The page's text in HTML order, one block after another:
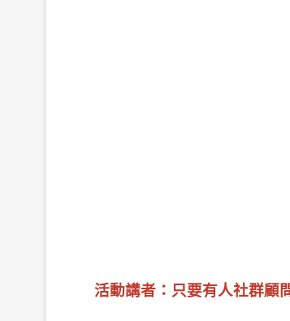
活動講者：只要有人社群顧